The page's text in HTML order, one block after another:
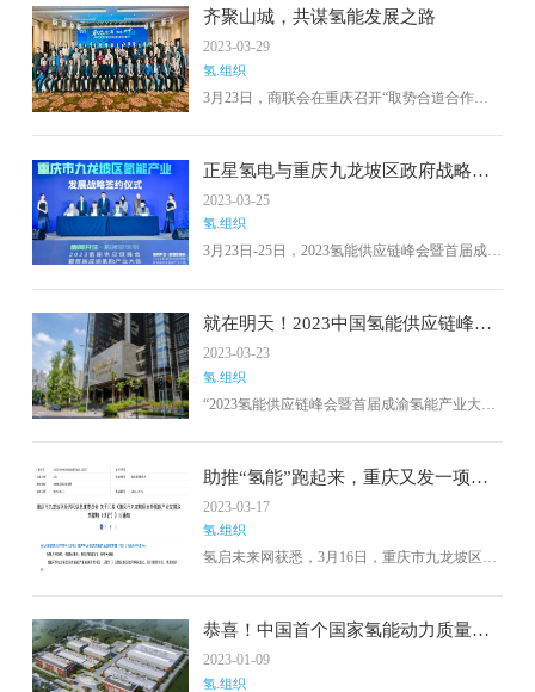
齐聚山城，共谋氢能发展之路
2023-03-29
氢.组织
3月23日，商联会在重庆召开“取势合道合作共
会议围绕“中国汽车发展的外部环境”、“新能源
商用车市场走势”、“新能源商用车车企间车型互
补”、“商联会会员单位业务合作”等议题进行。
本次峰会以“协同共生·构建氢体系”为主题，研
判政策走向，探讨交通、钢铁、化工、储能等
氢能应用场景，及以应用为先导的氢能供给体
正星氢电与重庆九龙坡区政府战略签
约
2023-03-25
氢.组织
3月23日-25日，2023氢能供应链峰会暨首届成渝
为“协同共生，构建氢体系”。本次大会邀请了政
府、院校、行业专家及企业代表，共同研判政
策走向，探讨交通、钢铁、化工储能等氢能应
用场景，及以应用为先导的氢能供给体系构
建，探索氢能产业发展的商业化路径。正星氢
电受邀出席此次大会。大会期间，正星氢电作
重庆九龙坡区政府进行战略合作签约。
就在明天！2023中国氢能供应链峰
会，重庆等你来！
2023-03-23
氢.组织
“2023氢能供应链峰会暨首届成渝氢能产业大
助推“氢能”跑起来，重庆又发一项试
行政策
2023-03-17
氢.组织
氢启未来网获悉，3月16日，重庆市九龙坡区经
氢能产业发展政策措施（试行）》的通知
恭喜！中国首个国家氢能动力质量检
验检测中心正式揭牌成立
2023-01-09
氢.组织